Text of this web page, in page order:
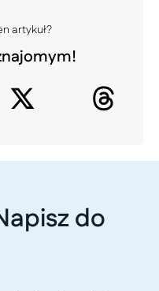
artykuł?
do